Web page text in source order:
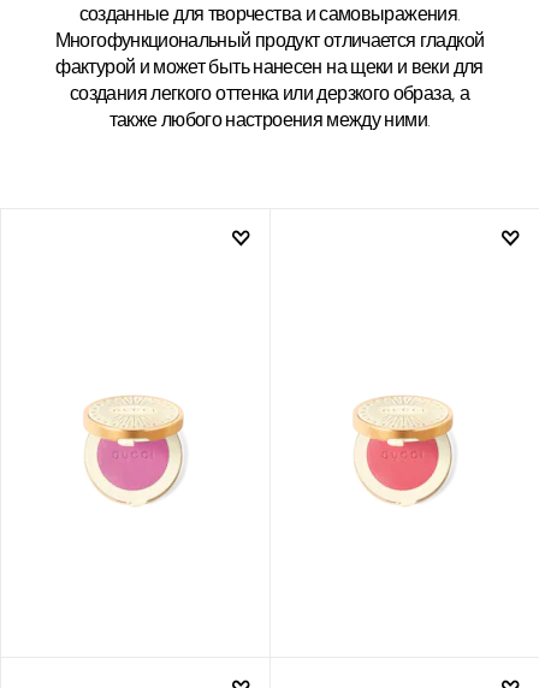
созданные для творчества и самовыражения.
Многофункциональный продукт отличается гладкой
фактурой и может быть нанесен на щеки и веки для
создания легкого оттенка или дерзкого образа, а
также любого настроения между ними.